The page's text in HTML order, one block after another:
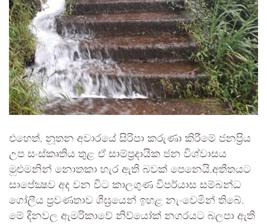
එහෙත්, නූතන අවාරයේ සිරිපා කරුණා කිරීමේ ජනප්‍රිය
උප සංස්කෘතිය තුළ ඒ සාම්ප්‍රදායික ජන විශ්වාසය
මුළුමනින් නොතකා හැර ඇති බවක් පෙනෙයි.අතීතයට
සාපේක්‍ෂව අද වන විට කාලගුණ විපර්යාස සම්බන්ධ
ගෝලීය ප්‍රවණතාව ශීඝ්‍රයෙන් ඉහළ නැංවෙමින් තිබේ.
මේ දිනවල ඇමරිකාවේ නිව්යෝක් නගරයට බලපා ඇති